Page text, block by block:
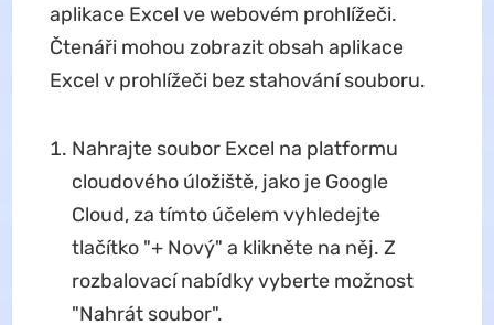
aplikace Excel ve webovém prohlížeči.
Čtenáři mohou zobrazit obsah aplikace
Excel v prohlížeči bez stahování souboru.
Nahrajte soubor Excel na platformu
cloudového úložiště, jako je Google
Cloud, za tímto účelem vyhledejte
tlačítko "+ Nový" a klikněte na něj. Z
rozbalovací nabídky vyberte možnost
"Nahrát soubor".